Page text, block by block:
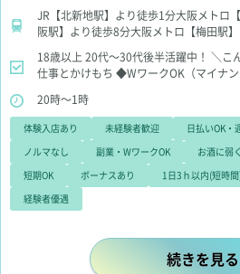
JR【北新地駅】より徒歩1分大阪メトロ
阪駅】より徒歩8分大阪メトロ【梅田駅
18歳以上20代～30代後半活躍中！ ＼こ
仕事とかけもち ◆WワークOK（マイナン
／ママ、チーママ、マネージャーなど
同士の移動も大歓迎♪
20時～1時
体験入店あり 未経験者歓迎 日払いOK・
ノルマなし
副業・WワークOK お酒に弱
短期OK
ボーナスあり 1日3ｈ以内(短時
経験者優遇
ノルマな
続きを見る